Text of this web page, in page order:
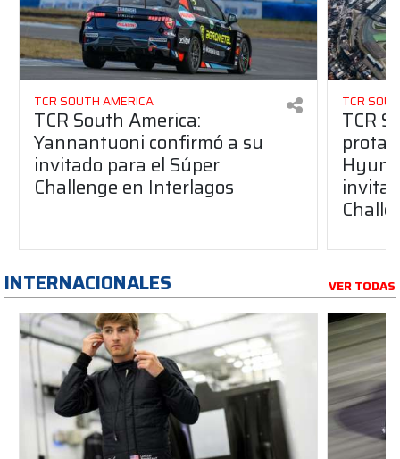
TCR SOUTH AMERICA
TCR South America:
Yannantuoni confirmó a su
invitado para el Súper
Challenge en Interlagos
TCR
TCR
INTERNACIONALES VER TODAS